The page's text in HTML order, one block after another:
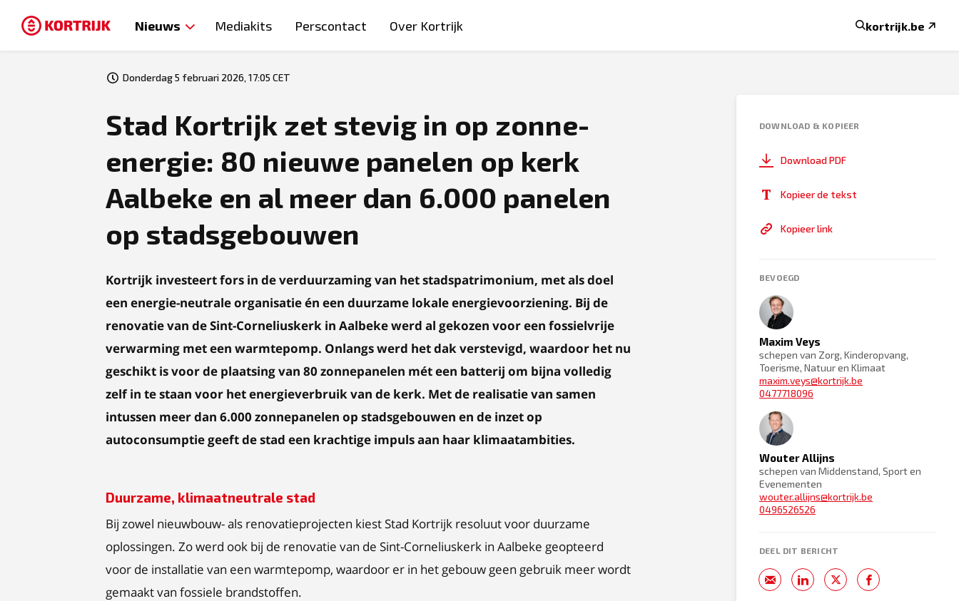
Nieuws Mediakits Perscontact Over Kortrijk kortrijk.be
Donderdag 5 februari 2026, 17:05 CET
Stad Kortrijk zet stevig in op zonne-
energie: 80 nieuwe panelen op kerk
Aalbeke en al meer dan 6.000 panelen
op stadsgebouwen
Kortrijk investeert fors in de verduurzaming van het stadspatrimonium, met als doel
een energie-neutrale organisatie én een duurzame lokale energievoorziening. Bij de
renovatie van de Sint-Corneliuskerk in Aalbeke werd al gekozen voor een fossielvrije
verwarming met een warmtepomp. Onlangs werd het dak verstevigd, waardoor het nu
geschikt is voor de plaatsing van 80 zonnepanelen mét een batterij om bijna volledig
zelf in te staan voor het energieverbruik van de kerk. Met de realisatie van samen
intussen meer dan 6.000 zonnepanelen op stadsgebouwen en de inzet op
autoconsumptie geeft de stad een krachtige impuls aan haar klimaatambities.
Duurzame, klimaatneutrale stad
Bij zowel nieuwbouw- als renovatieprojecten kiest Stad Kortrijk resoluut voor duurzame
oplossingen. Zo werd ook bij de renovatie van de Sint-Corneliuskerk in Aalbeke geopteerd
voor de installatie van een warmtepomp, waardoor er in het gebouw geen gebruik meer wordt
gemaakt van fossiele brandstoffen.
DOWNLOAD & KOPIEER
Download PDF
Kopieer de tekst
Kopieer link
BEVOEGD
Maxim Veys
schepen van Zorg, Kinderopvang,
Toerisme, Natuur en Klimaat
maxim.veys@kortrijk.be
0477718096
Wouter Allijns
schepen van Middenstand, Sport en
Evenementen
wouter.allijns@kortrijk.be
0496526526
DEEL DIT BERICHT